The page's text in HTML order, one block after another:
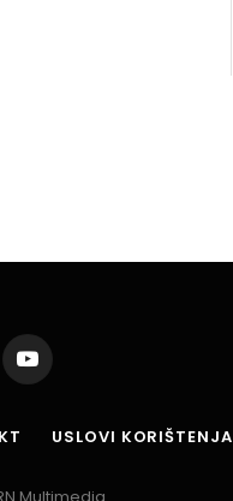
YouTube
USLOVI KORIŠTENJA
Multimedia